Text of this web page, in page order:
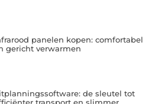
panelen kopen: comfortabel
gericht verwarmen
de sleutel tot